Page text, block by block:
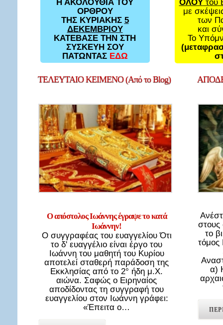
Η ΑΚΟΛΟΥΘΙΑ ΤΟΥ
ΟΡΘΡΟΥ
ΤΗΣ ΚΥΡΙΑΚΗΣ 5
ΔΕΚΕΜΒΡΙΟΥ
ΚΑΤΕΒΑΣΕ ΤΗΝ ΣΤΗ
ΣΥΣΚΕΥΗ ΣΟΥ
ΠΑΤΩΝΤΑΣ ΕΔΩ
ΟΛΟΥτου
με
των
και
Το
ΤΕΛΕΥΤΑΙΟΚΕΙΜΕΝΟ (Από το Blog)
Ο απόστολος Ιωάννης έγραψε το κατά
Ιωάννην!
Ο συγγραφέας του ευαγγελίου Ότι
το δ' ευαγγέλιο είναι έργο του
Ιωάννη του μαθητή του Κυρίου
αποτελεί σταθερή παράδοση της
Εκκλησίας από το 2° ήδη μ.Χ.
αιώνα. Σαφώς ο Ειρηναίος
αποδίδοντας τη συγγραφή του
ευαγγελίου στον Ιωάννη γράφει:
«Έπειτα ο…
στους
το
α)